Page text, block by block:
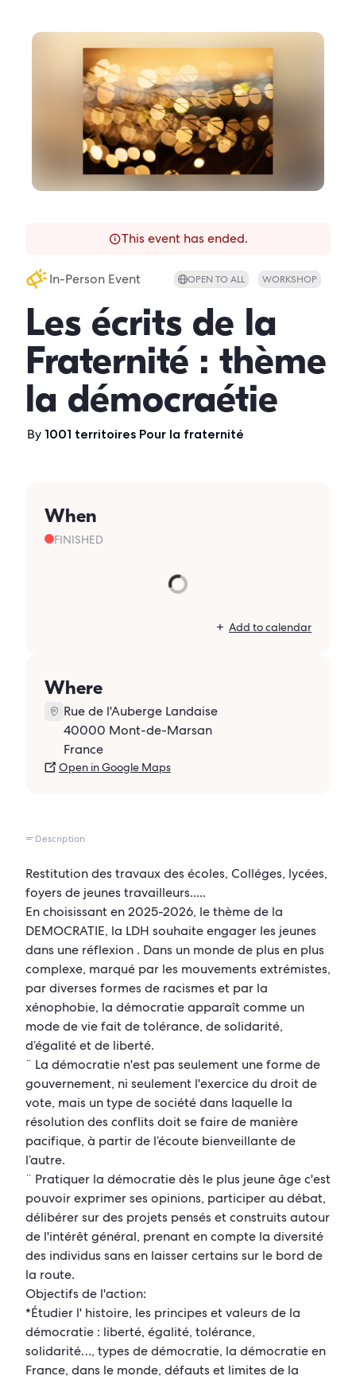
This event has ended.
In-Person Event OPEN TO ALL WORKSHOP
Les écrits de la
Fraternité : thème
la démocraétie
By 1001 territoires Pour la fraternité
When
FINISHED
Add to calendar
Where
Rue de l'Auberge Landaise
40000 Mont-de-Marsan
France
Open in Google Maps
Description
Restitution des travaux des écoles, Colléges, lycées,
foyers de jeunes travailleurs.....
En choisissant en 2025-2026, le thème de la
DEMOCRATIE, la LDH souhaite engager les jeunes
dans une réflexion . Dans un monde de plus en plus
complexe, marqué par les mouvements extrémistes,
par diverses formes de racismes et par la
xénophobie, la démocratie apparaît comme un
mode de vie fait de tolérance, de solidarité,
d’égalité et de liberté.
¨ La démocratie n'est pas seulement une forme de
gouvernement, ni seulement l'exercice du droit de
vote, mais un type de société dans laquelle la
résolution des conflits doit se faire de manière
pacifique, à partir de l’écoute bienveillante de
l’autre.
¨ Pratiquer la démocratie dès le plus jeune âge c'est
pouvoir exprimer ses opinions, participer au débat,
délibérer sur des projets pensés et construits autour
de l'intérêt général, prenant en compte la diversité
des individus sans en laisser certains sur le bord de
la route.
Objectifs de l'action:
*Étudier l' histoire, les principes et valeurs de la
démocratie : liberté, égalité, tolérance,
solidarité…, types de démocratie, la démocratie en
France, dans le monde, défauts et limites de la